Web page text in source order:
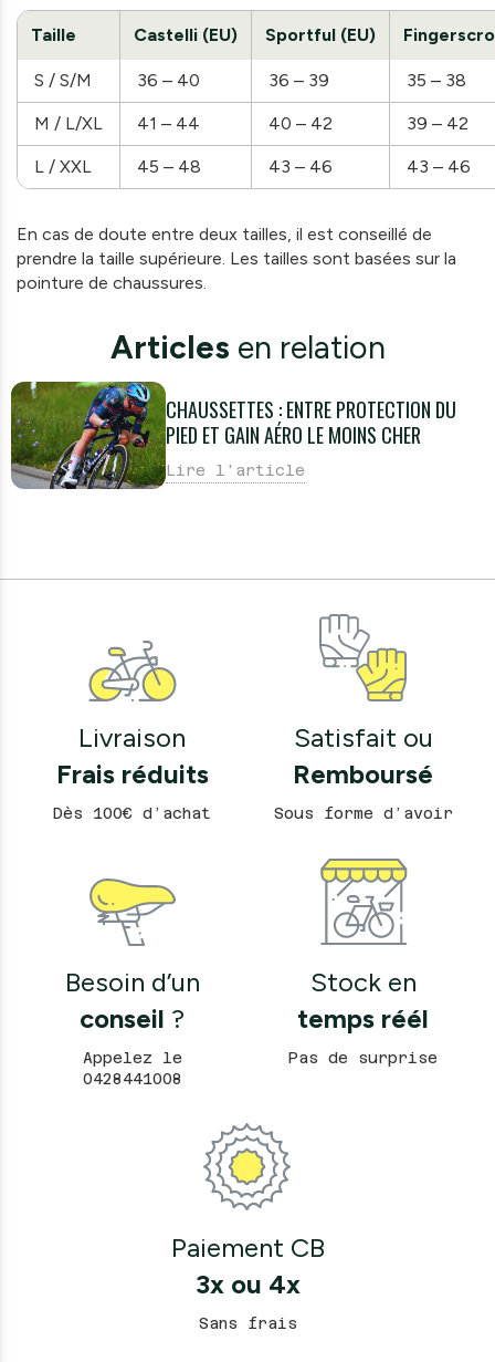
Taille Castelli (EU) Sportful (EU)
S / S/M 36 – 40 36 – 39 35 – 38
M / L/XL 41 – 44 40 – 42 39 – 42
L / XXL 45 – 48 43 – 46 43 – 46
En cas de doute entre deux tailles, il est conseillé de
prendre la taille supérieure. Les tailles sont basées sur la
pointure de chaussures.
Articles en relation
CHAUSSETTES : ENTRE PROTECTION DU
PIED ET GAIN AÉRO LE MOINS CHER
Lire l'article
Livraison
Frais réduits
Dès 100€ d’achat
Satisfait ou
Remboursé
Sous forme d’avoir
Besoin d’un
conseil ?
Appelez le
0428441008
Stock en
temps réél
Pas de surprise
Paiement CB
3x ou 4x
Sans frais